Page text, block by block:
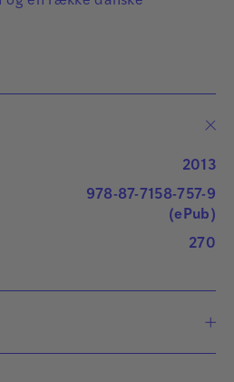
2013
978-87-7158-757-9
(ePub)
270